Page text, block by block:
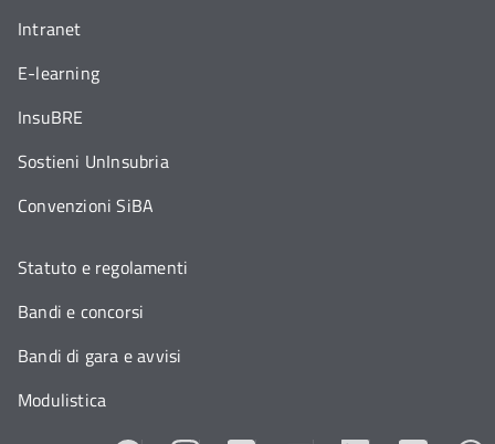
Intranet
E-learning
InsuBRE
Sostieni UnInsubria
Convenzioni SiBA
Statuto e regolamenti
Bandi e concorsi
Bandi di gara e avvisi
Modulistica